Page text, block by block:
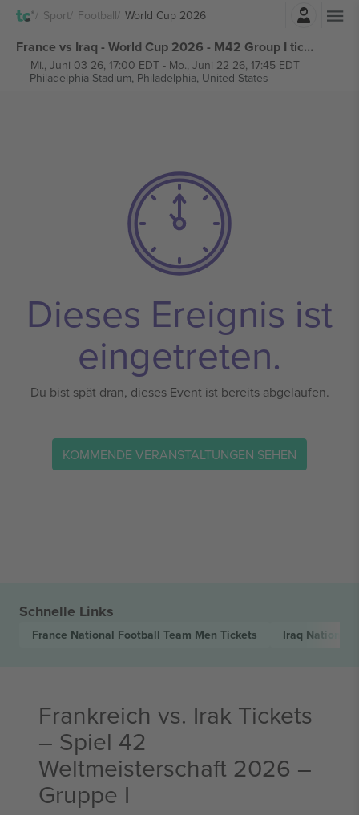
Sport Football World Cup 2026Einloggen
France vs Iraq - World Cup 2026 - M42 Group I tickets
Mi., Juni 03 26, 17:00 EDT- Mo., Juni 22 26, 17:45 EDT
Philadelphia Stadium, Philadelphia, United States
Dieses Ereignis ist
eingetreten.
Du bist spät dran, dieses Event ist bereits abgelaufen.
KOMMENDE VERANSTALTUNGEN SEHEN
Schnelle Links
France National Football Team Men Tickets Iraq National
Frankreich vs. Irak Tickets
– Spiel 42
Weltmeisterschaft 2026 –
Gruppe I